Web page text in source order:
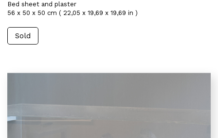
Bed sheet and plaster
56 x 50 x 50 cm ( 22,05 x 19,69 x 19,69 in )
Sold